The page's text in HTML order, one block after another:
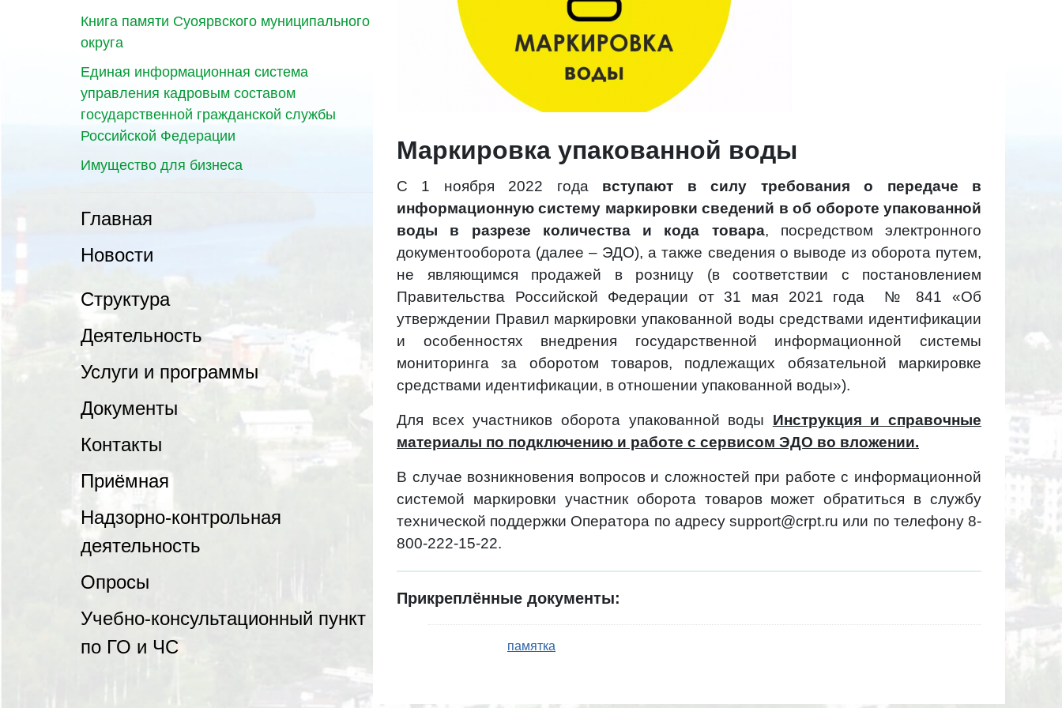
Книга памяти Суоярвского муниципального
округа
Единая информационная система
управления кадровым составом
государственной гражданской службы
Российской Федерации
Имущество для бизнеса
Главная
Новости
Структура
Деятельность
Услуги и программы
Документы
Контакты
Приёмная
Надзорно-контрольная
деятельность
Опросы
Учебно-консультационный пункт
по ГО и ЧС
Маркировка упакованной воды
С 1 ноября 2022 года вступают в силу требования о передаче в
информационную систему маркировки сведений в об обороте упакованной
воды в разрезе количества и кода товара, посредством электронного
документооборота (далее – ЭДО), а также сведения о выводе из оборота путем,
не являющимся продажей в розницу (в соответствии с постановлением
Правительства Российской Федерации от 31 мая 2021 года № 841 «Об
утверждении Правил маркировки упакованной воды средствами идентификации
и особенностях внедрения государственной информационной системы
мониторинга за оборотом товаров, подлежащих обязательной маркировке
средствами идентификации, в отношении упакованной воды»).
Для всех участников оборота упакованной воды Инструкция и справочные
материалы по подключению и работе с сервисом ЭДО во вложении.
В случае возникновения вопросов и сложностей при работе с информационной
системой маркировки участник оборота товаров может обратиться в службу
технической поддержки Оператора по адресу support@crpt.ru или по телефону 8-
800-222-15-22.
Прикреплённые документы:
памятка